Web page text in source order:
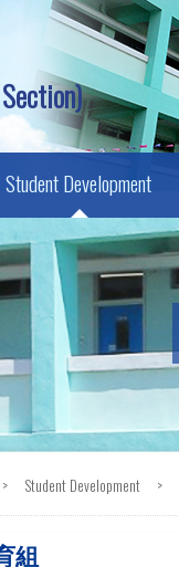
Student Development
> Student Development >
組